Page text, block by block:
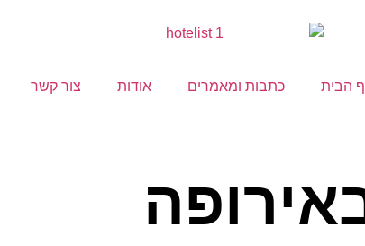
הבית כתבות ומאמרים אודות צור קשר